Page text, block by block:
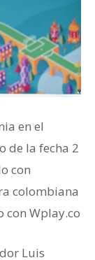
en el
de la fecha 2
con
colombiana
con Wplay.co
Luis